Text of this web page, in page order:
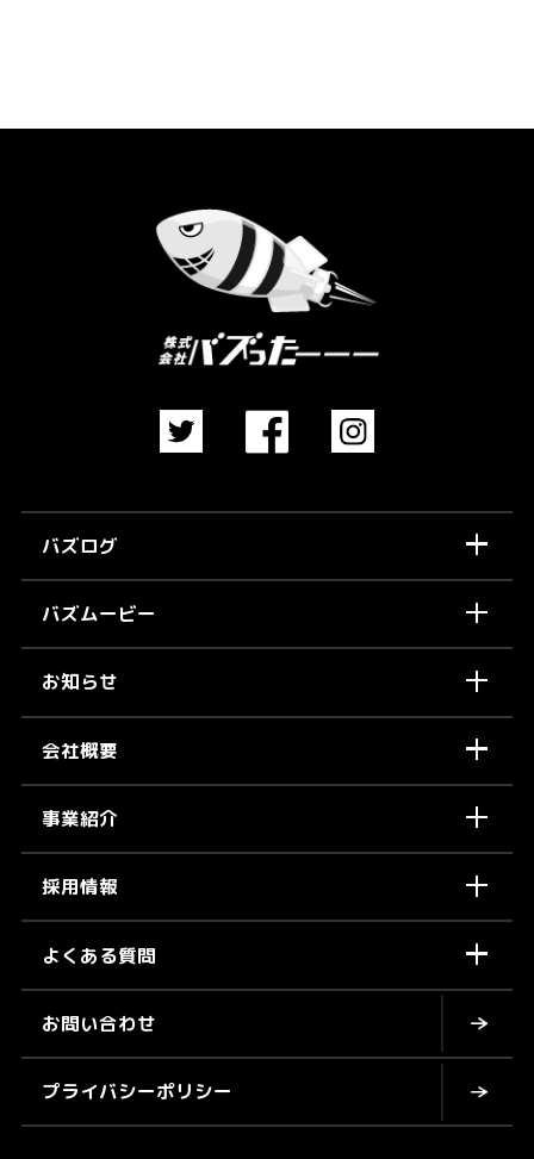
バズログ
バズムービー
お知らせ
会社概要
事業紹介
採用情報
よくある質問
お問い合わせ
プライバシーポリシー